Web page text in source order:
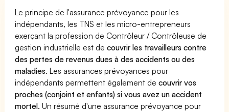
Le principe de l'assurance prévoyance pour les
indépendants, les TNS et les micro-entrepreneurs
exerçant la profession de Contrôleur / Contrôleuse de
gestion industrielle est decouvrir les travailleurs contre
des pertes de revenus dues à des accidents ou des
maladies. Les assurances prévoyances pour
indépendants permettent également decouvrir vos
proches (conjoint et enfants) si vous avez un accident
mortel. Un résumé d'une assurance prévoyance pour